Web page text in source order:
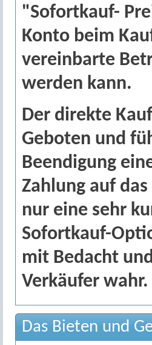
"Sofortkauf-
Konto beim
vereinbarte
werden kann.
Der direkte
Geboten und
Beendigung
Zahlung auf
nur eine sehr
Sofortkauf-
mit Bedacht
Verkäufer wahr.
Das Bieten und